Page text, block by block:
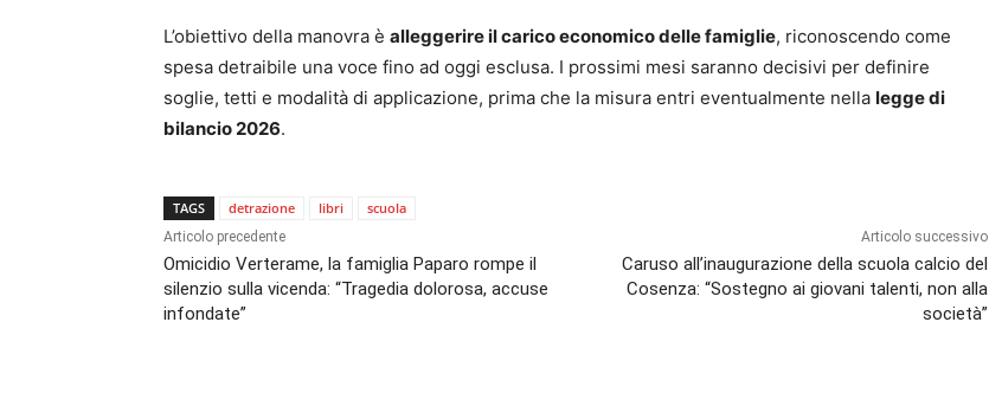
L’obiettivo della manovra è alleggerire il carico economico delle famiglie, riconoscendo come
spesa detraibile una voce fino ad oggi esclusa. I prossimi mesi saranno decisivi per definire
soglie, tetti e modalità di applicazione, prima che la misura entri eventualmente nella legge di
bilancio 2026.
TAGS detrazione libri scuola
Articolo precedente
Omicidio Verterame, la famiglia Paparo rompe il
silenzio sulla vicenda: “Tragedia dolorosa, accuse
infondate”
Articolo successivo
Caruso all’inaugurazione della scuola calcio del
Cosenza: “Sostegno ai giovani talenti, non alla
società”